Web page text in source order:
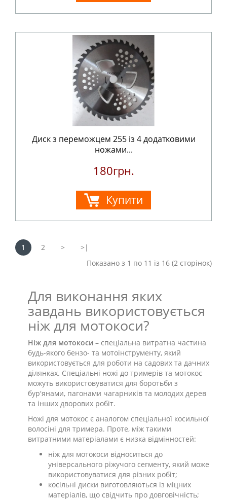
Диск з переможцем 255 із 4 додатковими
ножами...
180грн.
Купити
1 2 >
>|
Показано з 1 по 11 із 16 (2 сторінок)
Для виконання яких
завдань використовується
ніж для мотокоси?
Ніж для мотокоси – спеціальна витратна частина
будь-якого бензо- та мотоінструменту, який
використовується для роботи на садових та дачних
ділянках. Спеціальні ножі до тримерів та мотокос
можуть використовуватися для боротьби з
бур'янами, пагонами чагарників та молодих дерев
та інших дворових робіт.
Ножі для мотокос є аналогом спеціальної косильної
волосіні для тримера. Проте, між такими
витратними матеріалами є низка відмінностей:
ніж для мотокоси відноситься до
універсального ріжучого сегменту, який може
використовуватися для різних робіт;
косільні диски виготовляються із міцних
матеріалів, що свідчить про довговічність;